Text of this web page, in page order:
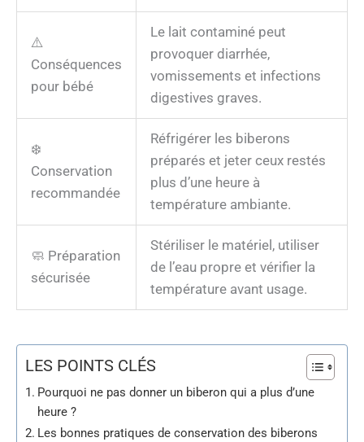
⚠️
Conséquences
pour bébé
Le lait contaminé peut
provoquer diarrhée,
vomissements et infections
digestives graves.
❄️
Conservation
recommandée
Réfrigérer les biberons
préparés et jeter ceux restés
plus d’une heure à
température ambiante.
🧼 Préparation
sécurisée
Stériliser le matériel, utiliser
de l’eau propre et vérifier la
température avant usage.
LES POINTS CLÉS
Pourquoi ne pas donner un biberon qui a plus d’une
heure ?
Les bonnes pratiques de conservation des biberons